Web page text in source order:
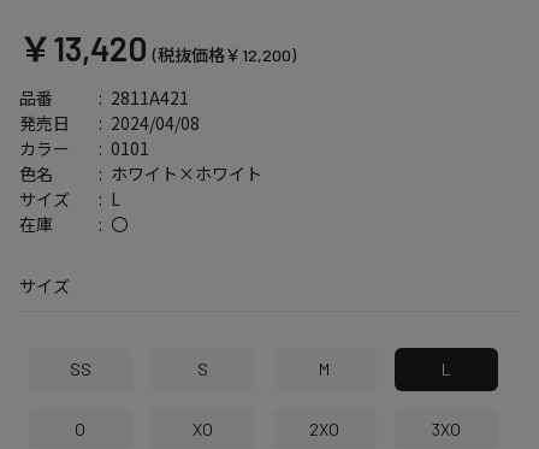
￥13,420 (税抜価格￥12,200)
品番 2811A421
発売日 2024/04/08
サイズ L
カラー 0101
在庫 〇
色名 ホワイト×ホワイト
サイズ
SS S M L
O XO 2XO 3XO